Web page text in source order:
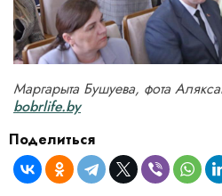
Маргарыта Бушуева, фота
bobrlife.by
Поделиться